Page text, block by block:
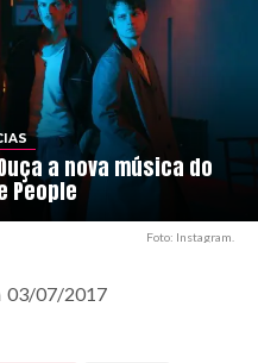
a nova música do
People
Foto: Instagram.
03/07/2017